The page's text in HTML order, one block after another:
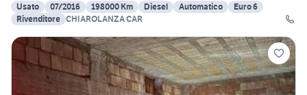
Usato
07/2016 198000 Km Diesel Automatico
Euro 6
Rivenditore CHIAROLANZA CAR